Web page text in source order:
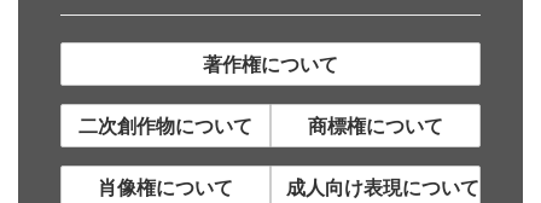
著作権について
二次創作物について 商標権について
肖像権について 成人向け表現について